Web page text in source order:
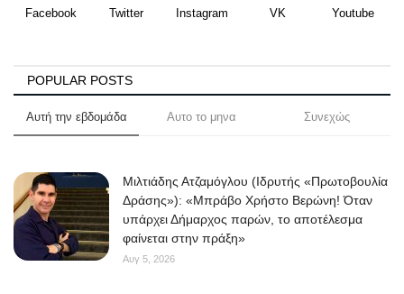
L’Art des Sens
All News
About
Elections 2023
Facebook Twitter Instagram VK Youtube
POPULAR POSTS
Αυτή την εβδομάδα Αυτο το μηνα Συνεχώς
Μιλτιάδης Ατζαμόγλου (Ιδρυτής «Πρωτοβουλία
Δράσης»): «Μπράβο Χρήστο Βερώνη! Όταν
υπάρχει Δήμαρχος παρών, το αποτέλεσμα
φαίνεται στην πράξη»
Αυγ 5, 2026